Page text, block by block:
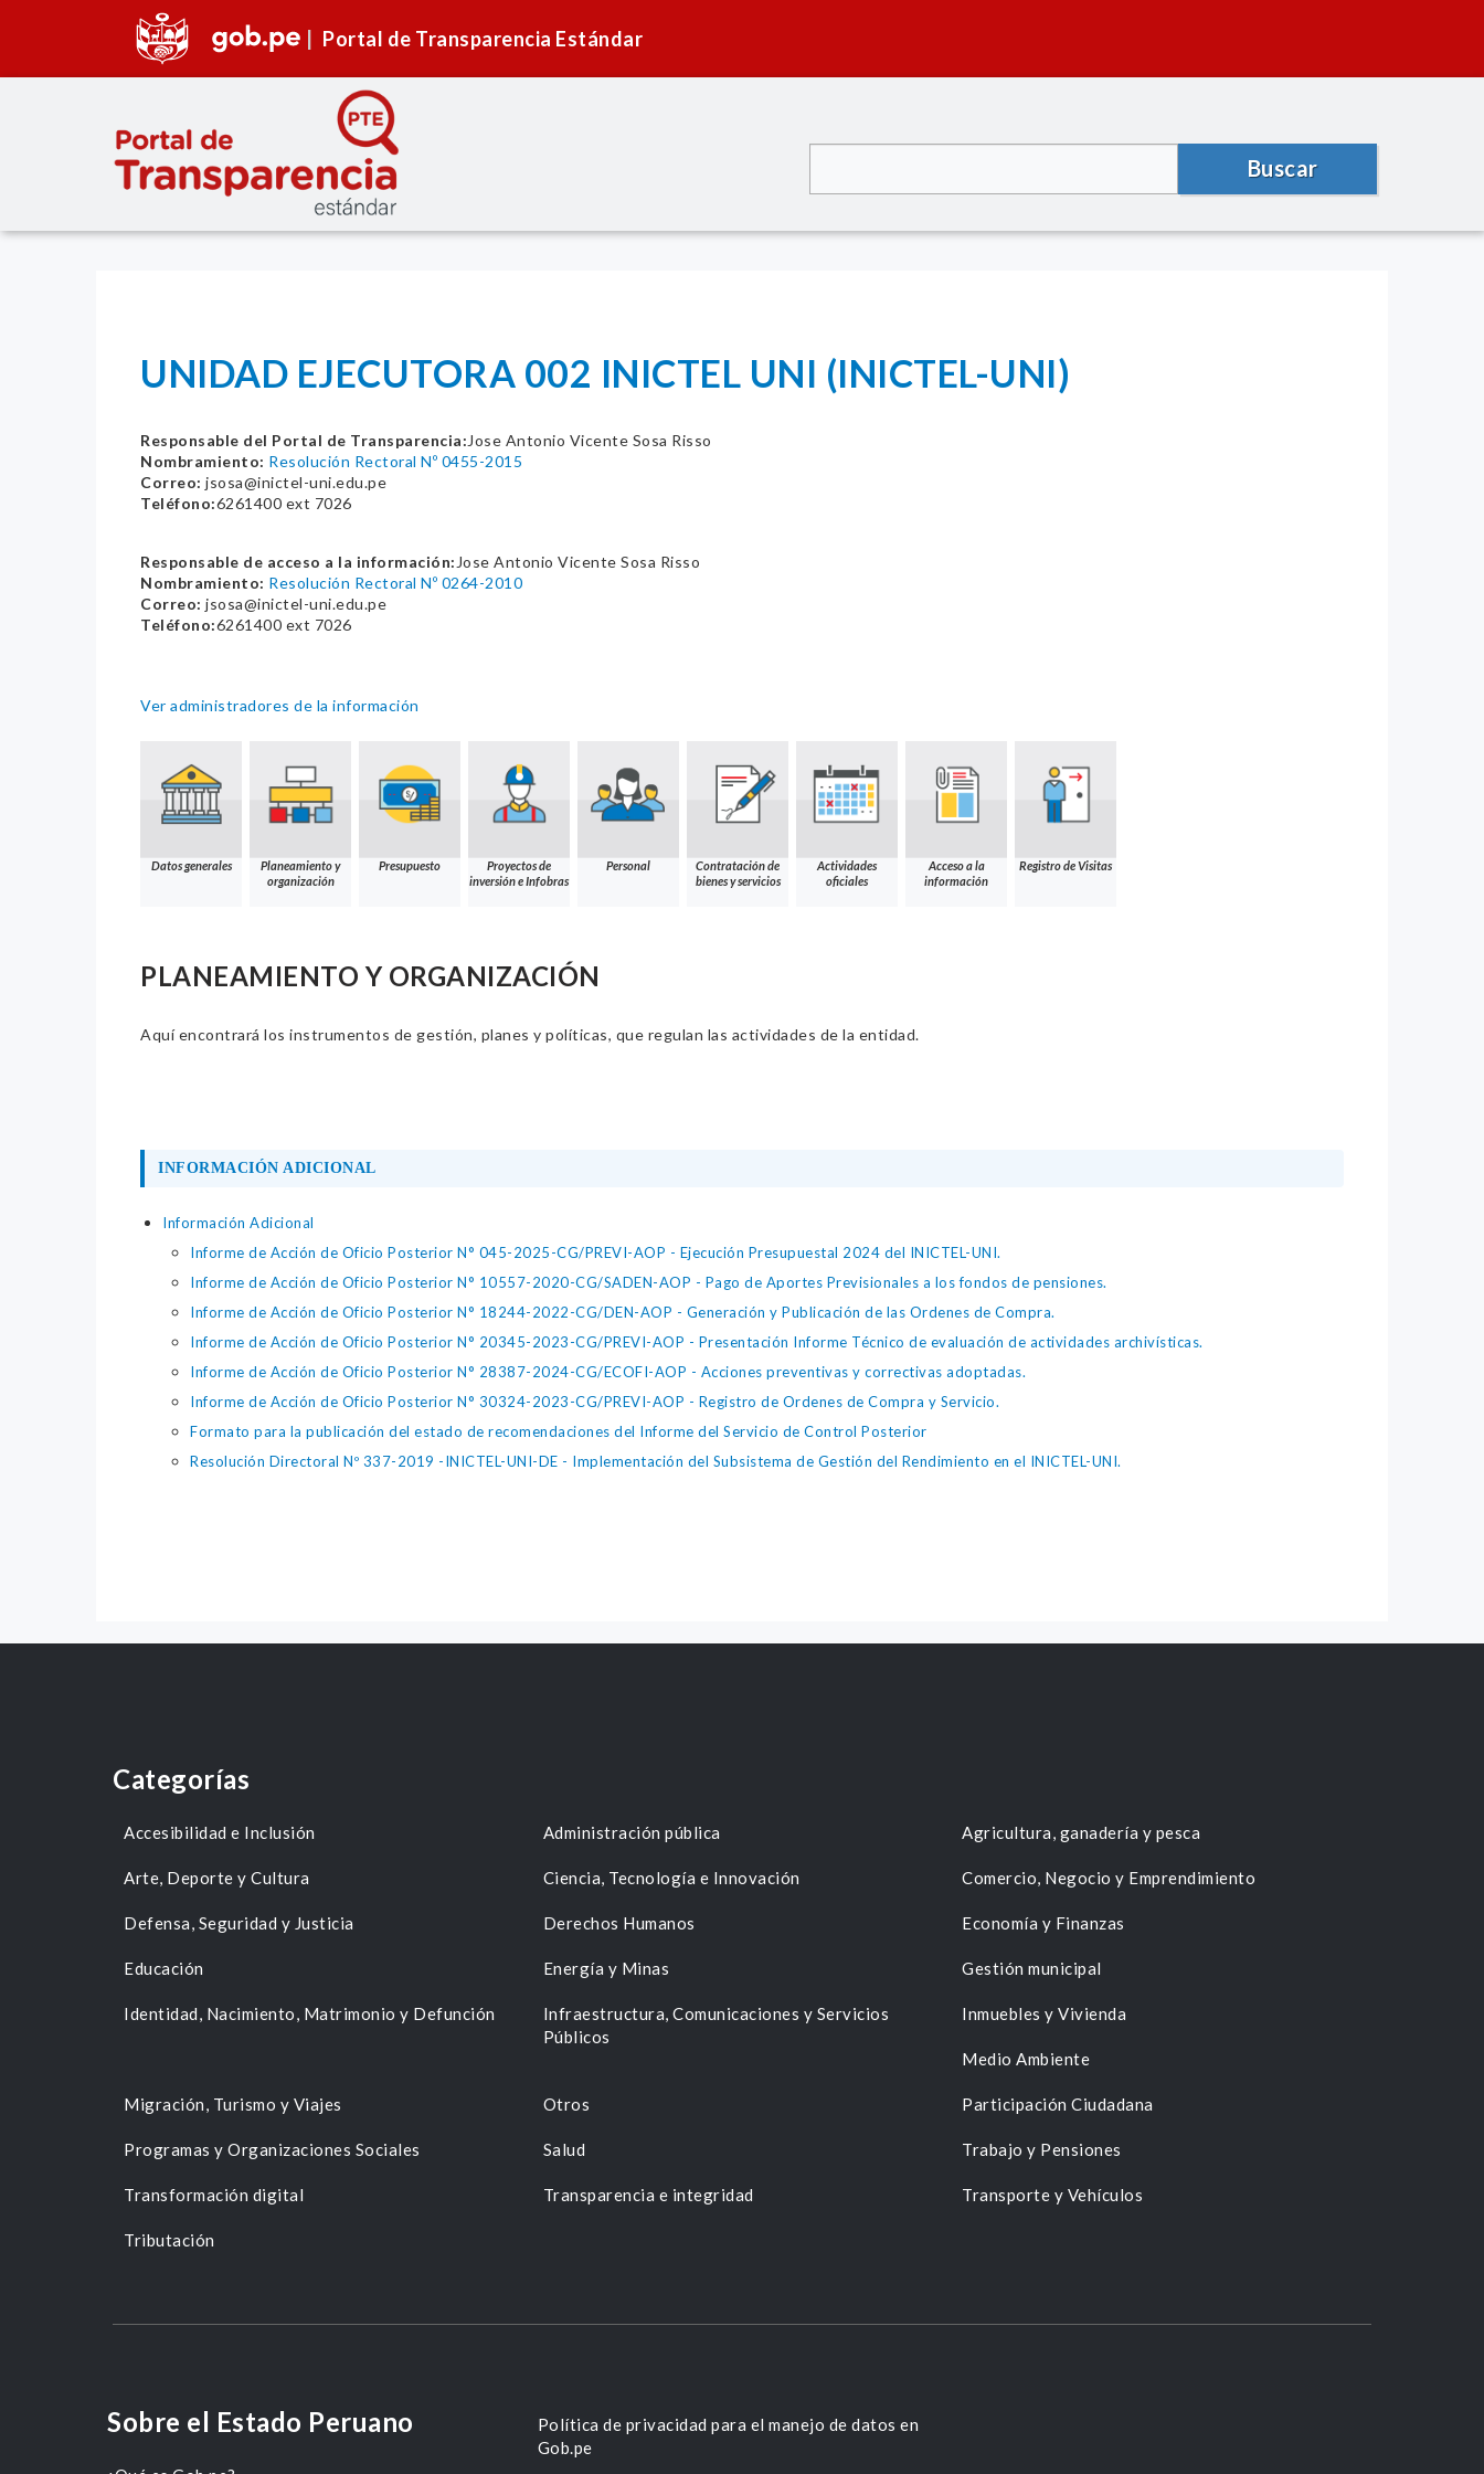
Portal de Transparencia Estándar
Buscar
UNIDAD EJECUTORA 002 INICTEL UNI (INICTEL-UNI)
Responsable del Portal de Transparencia: Jose Antonio Vicente Sosa Risso
Nombramiento: Resolución Rectoral Nº 0455-2015
Correo: jsosa@inictel-uni.edu.pe
Teléfono:6261400 ext 7026
Responsable de acceso a la información: Jose Antonio Vicente Sosa Risso
Nombramiento: Resolución Rectoral Nº 0264-2010
Correo: jsosa@inictel-uni.edu.pe
Teléfono:6261400 ext 7026
Ver administradores de la información
Datos generales
Planeamiento y
organización
Presupuesto
Proyectos de
inversión e Infobras
Personal
Contratación de
bienes y servicios
Actividades
oficiales
Acceso a la
información
Registro de Visitas
PLANEAMIENTO Y ORGANIZACIÓN
Aquí encontrará los instrumentos de gestión, planes y políticas, que regulan las actividades de la entidad.
INFORMACIÓN ADICIONAL
Información Adicional
Informe de Acción de Oficio Posterior N° 045-2025-CG/PREVI-AOP - Ejecución Presupuestal 2024 del INICTEL-UNI.
Informe de Acción de Oficio Posterior N° 10557-2020-CG/SADEN-AOP - Pago de Aportes Previsionales a los fondos de pensiones.
Informe de Acción de Oficio Posterior N° 18244-2022-CG/DEN-AOP - Generación y Publicación de las Ordenes de Compra.
Informe de Acción de Oficio Posterior N° 20345-2023-CG/PREVI-AOP - Presentación Informe Técnico de evaluación de actividades archivísticas.
Informe de Acción de Oficio Posterior N° 28387-2024-CG/ECOFI-AOP - Acciones preventivas y correctivas adoptadas.
Informe de Acción de Oficio Posterior N° 30324-2023-CG/PREVI-AOP - Registro de Ordenes de Compra y Servicio.
Formato para la publicación del estado de recomendaciones del Informe del Servicio de Control Posterior
Resolución Directoral Nº 337-2019 -INICTEL-UNI-DE - Implementación del Subsistema de Gestión del Rendimiento en el INICTEL-UNI.
Categorías
Accesibilidad e Inclusión Administración pública Agricultura, ganadería y pesca
Arte, Deporte y Cultura Ciencia, Tecnología e Innovación Comercio, Negocio y Emprendimiento
Defensa, Seguridad y Justicia Derechos Humanos Economía y Finanzas
Educación Energía y Minas Gestión municipal
Identidad, Nacimiento, Matrimonio y Defunción
Infraestructura, Comunicaciones y Servicios
Públicos
Inmuebles y Vivienda
Medio Ambiente
Migración, Turismo y Viajes Otros Participación Ciudadana
Programas y Organizaciones Sociales Salud Trabajo y Pensiones
Transformación digital Transparencia e integridad Transporte y Vehículos
Tributación
Sobre el Estado Peruano
Política de privacidad para el manejo de datos en
Gob.pe